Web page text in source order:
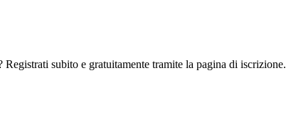
subito e gratuitamente tramite la pagina di iscrizione.